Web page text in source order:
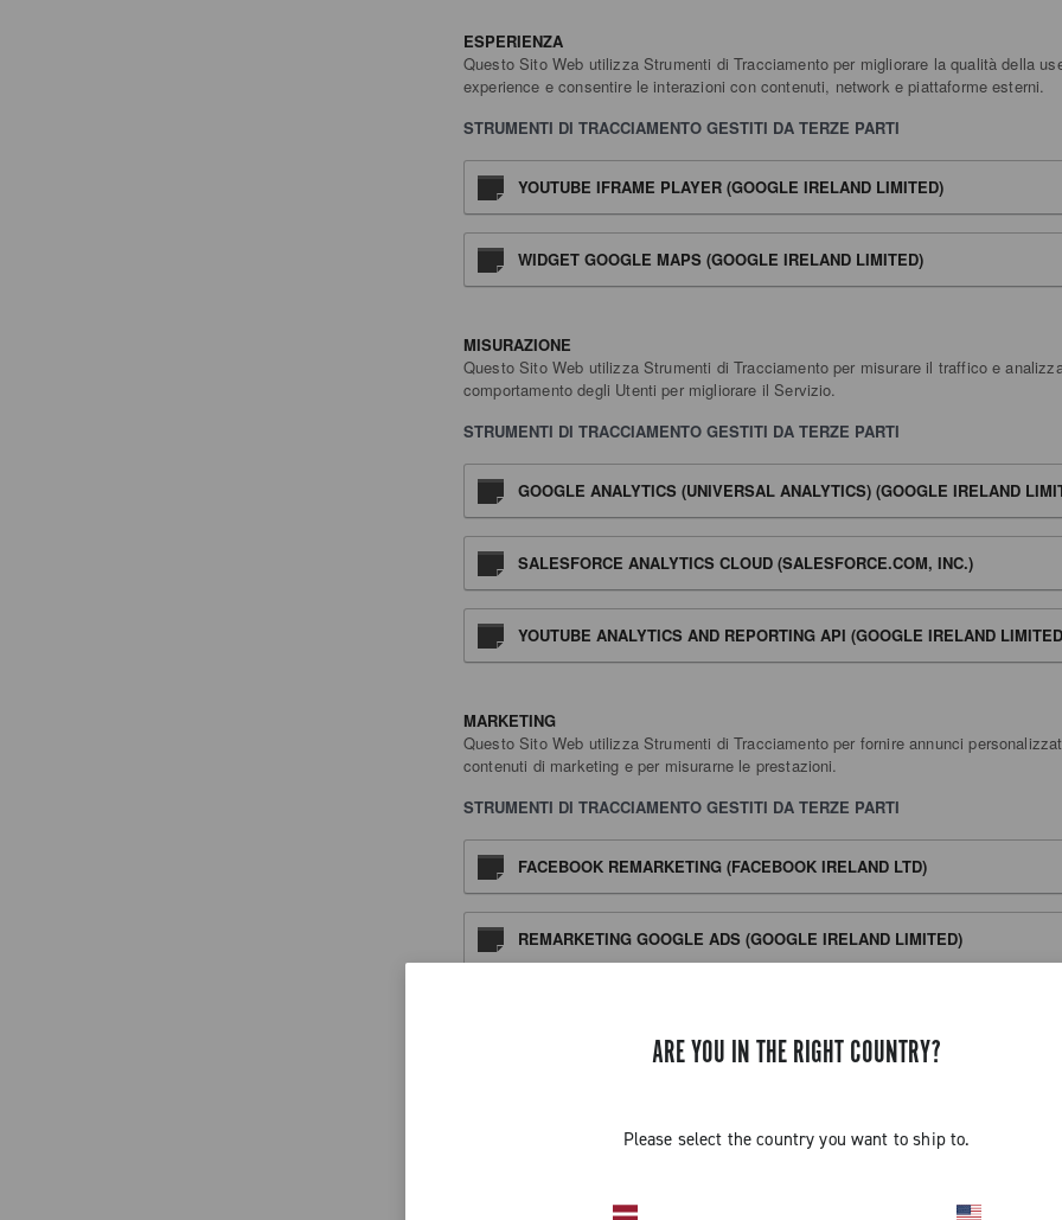
ARE YOU IN THE RIGHT COUNTRY?
Please select the country you want to ship to.
ESPERIENZA
Questo Sito Web utilizza Strumenti di Tracciamento per migliorare la qualità della
experience e consentire le interazioni con contenuti, network e piattaforme esterni.
STRUMENTI DI TRACCIAMENTO GESTITI DA TERZE PARTI
YOUTUBE IFRAME PLAYER (GOOGLE IRELAND LIMITED)
WIDGET GOOGLE MAPS (GOOGLE IRELAND LIMITED)
MISURAZIONE
Questo Sito Web utilizza Strumenti di Tracciamento per misurare il traffico e
comportamento degli Utenti per migliorare il Servizio.
STRUMENTI DI TRACCIAMENTO GESTITI DA TERZE PARTI
GOOGLE ANALYTICS (UNIVERSAL ANALYTICS) (GOOGLE IRELAND
SALESFORCE ANALYTICS CLOUD (SALESFORCE.COM, INC.)
YOUTUBE ANALYTICS AND REPORTING API (GOOGLE IRELAND
MARKETING
Questo Sito Web utilizza Strumenti di Tracciamento per fornire annunci
contenuti di marketing e per misurarne le prestazioni.
STRUMENTI DI TRACCIAMENTO GESTITI DA TERZE PARTI
FACEBOOK REMARKETING (FACEBOOK IRELAND LTD)
REMARKETING GOOGLE ADS (GOOGLE IRELAND LIMITED)
MONITORAGGIO CONVERSIONI DI META ADS (PIXEL DI META) (META